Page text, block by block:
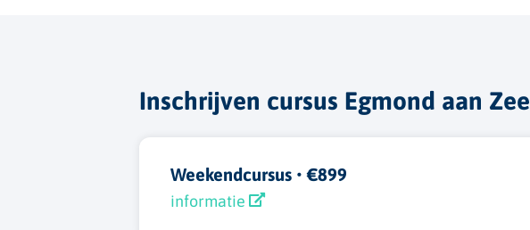
Inschrijven cursus Egmond aan Zee
Weekendcursus • €899
informatie